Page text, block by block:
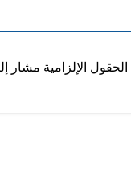
الحقول الإلزامية مشار